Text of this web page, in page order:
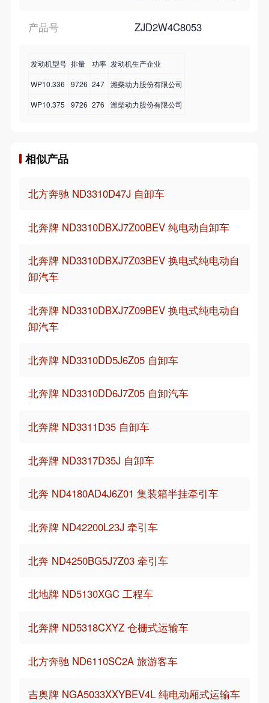
产品号 ZJD2W4C8053
发动机型号 排量 功率 发动机生产企业
WP10.336
9726 247
潍柴动力股份有限公司
WP10.375
9726 276 潍柴动力股份有限公司
相似产品
北方奔驰 ND3310D47J 自卸车
北奔牌 ND3310DBXJ7Z00BEV 纯电动自卸车
北奔牌 ND3310DBXJ7Z03BEV 换电式纯电动自
卸汽车
北奔牌 ND3310DBXJ7Z09BEV 换电式纯电动自
卸汽车
北奔牌 ND3310DD5J6Z05 自卸车
北奔牌 ND3310DD6J7Z05 自卸汽车
北奔牌 ND3311D35 自卸车
北奔牌 ND3317D35J 自卸车
北奔 ND4180AD4J6Z01 集装箱半挂牵引车
北奔牌 ND42200L23J 牵引车
北奔 ND4250BG5J7Z03 牵引车
北地牌 ND5130XGC 工程车
北奔牌 ND5318CXYZ 仓栅式运输车
北方奔驰 ND6110SC2A 旅游客车
吉奥牌 NGA5033XXYBEV4L 纯电动厢式运输车